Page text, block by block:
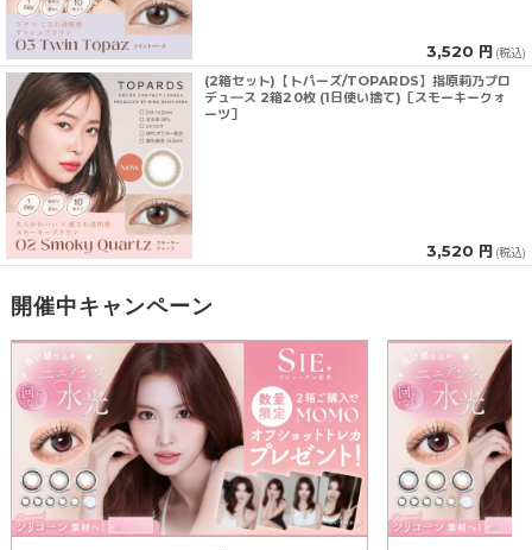
3,520 円 (税込)
(2箱セット)【トパーズ/TOPARDS】指原莉乃プロ
デュ―ス 2箱20枚 (1日使い捨て)［スモーキークォ
ーツ］
3,520 円 (税込)
開催中キャンペーン